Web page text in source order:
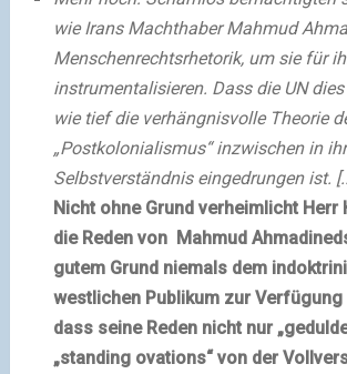
wie Irans MachthaberMahmud
Menschenrechtsrhetorik, um sie für
instrumentalisieren. Dass die UN
wie tief die verhängnisvolle Theorie
„Postkolonialismus“ inzwischen in ihr
Selbstverständnis eingedrungen ist.
Nicht ohne Grund verheimlicht Herr
die Reden von Mahmud
gutem Grund niemals dem
westlichen Publikum zur
dass seine Reden nicht nur
„standing ovations“ von der